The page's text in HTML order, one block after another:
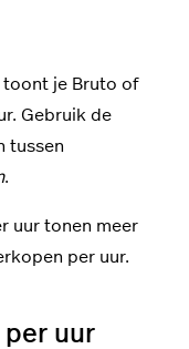
toont je Bruto of
Gebruik de
tussen
.
uur tonen meer
per uur.
uur